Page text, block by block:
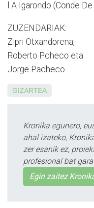
l A Igarondo (Conde
ZUZENDARIAK:
Zipri Otxandorena,
Roberto Pcheco eta
Jorge Pacheco
GIZARTEA
Kronika egunero,
ahal izateko,
zer esanik ez,
profesional bat
Egin zaitez